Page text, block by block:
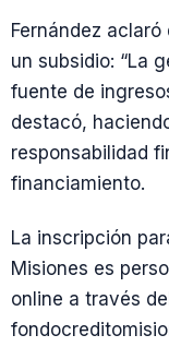
Fernández
un subsidio: “La
fuente de
destacó,
responsabilidad
financiamiento.
La inscripción
Misiones es
online a través